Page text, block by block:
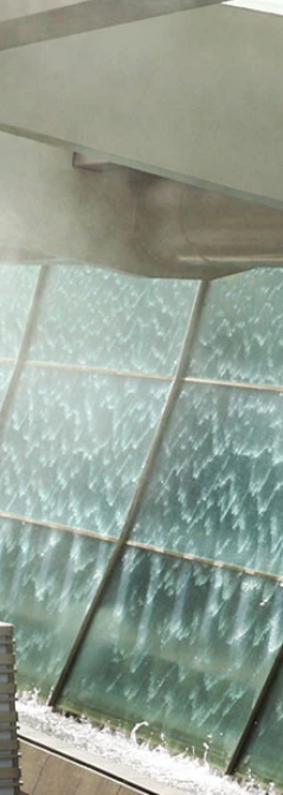
あるポリカーボネートとグラス
ける。骨はグラスファイバー
けできれいに畳むことができ
を採用。表面温度マイナス